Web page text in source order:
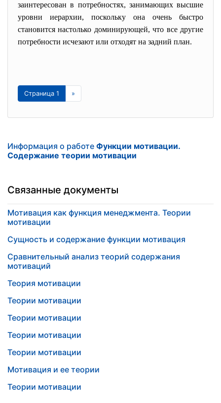
заинтересован в потребностях, занимающих высшие
уровни иерархии, поскольку она очень быстро
становится настолько доминирующей, что все другие
потребности исчезают или отходят на задний план.
Страница 1 »
Информация о работе Функции мотивации.
Содержание теории мотивации
Связанные документы
Мотивация как функция менеджмента. Теории
мотивации
Сущность и содержание функции мотивация
Сравнительный анализ теорий содержания
мотиваций
Теория мотивации
Теории мотивации
Теории мотивации
Теории мотивации
Теории мотивации
Мотивация и ее теории
Теории мотивации